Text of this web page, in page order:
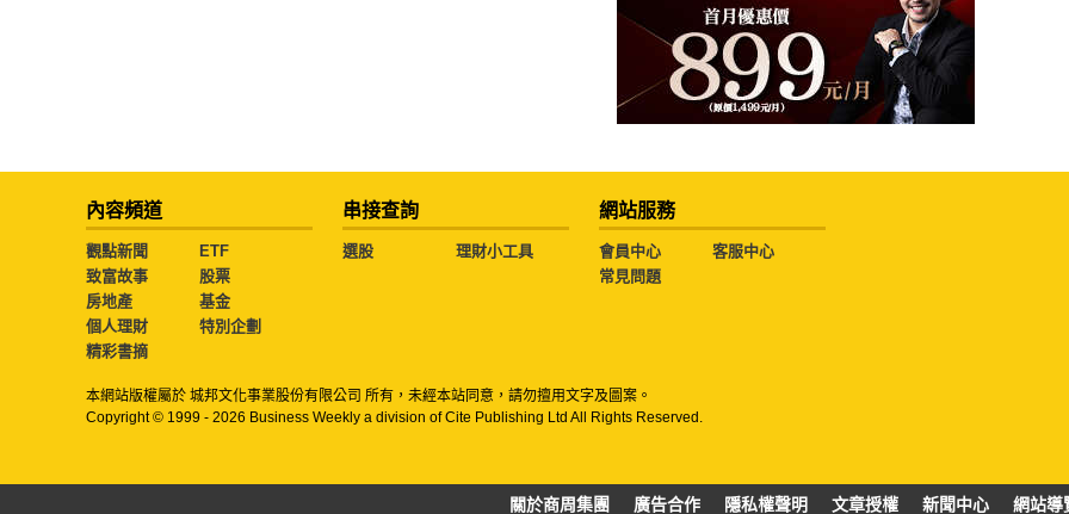
內容頻道
觀點新聞
ETF
致富故事
股票
房地產
基金
個人理財
特別企劃
精彩書摘
串接查詢
選股 理財小工具
網站服務
會員中心
客服中心
常見問題
本網站版權屬於 城邦文化事業股份有限公司 所有，未經本站同意，請勿擅用文字及圖案。
Copyright © 1999 - 2026 Business Weekly a division of Cite Publishing Ltd All Rights Reserved.
關於商周集團 廣告合作 隱私權聲明 文章授權 新聞中心 網站導